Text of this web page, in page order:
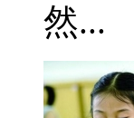
然...